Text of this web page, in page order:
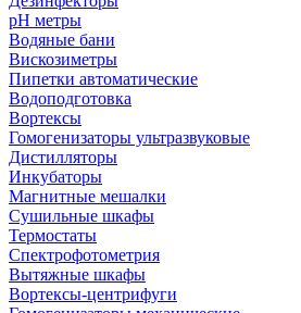
рН метры
Водяные бани
Вискозиметры
Пипетки автоматические
Водоподготовка
Вортексы
Гомогенизаторы ультразвуковые
Дистилляторы
Инкубаторы
Магнитные мешалки
Сушильные шкафы
Термостаты
Спектрофотометрия
Вытяжные шкафы
Вортексы-центрифуги